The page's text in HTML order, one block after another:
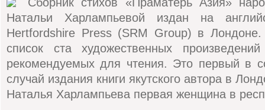
Натальи Харлампьевой издан на
Hertfordshire Press (SRM Group) в
список ста художественных
рекомендуемых для чтения. Это первый в
случай издания книги якутского автора в
Наталья Харлампьева первая женщина в